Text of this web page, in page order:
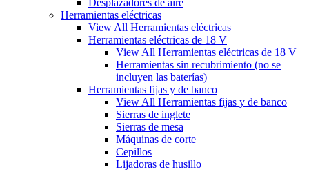
Desplazadores de aire
Herramientas eléctricas
View All Herramientas eléctricas
Herramientas eléctricas de 18 V
View All Herramientas eléctricas de 18 V
Herramientas sin recubrimiento (no se
incluyen las baterías)
Herramientas fijas y de banco
View All Herramientas fijas y de banco
Sierras de inglete
Sierras de mesa
Máquinas de corte
Cepillos
Lijadoras de husillo